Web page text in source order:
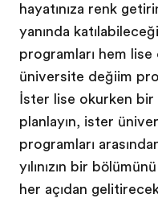
hayatınıza renk
yanında
programları hem lise
üniversite değişim
İster lise okurken bir
planlayın, ister
programları
yılınızın bir
her açıdan